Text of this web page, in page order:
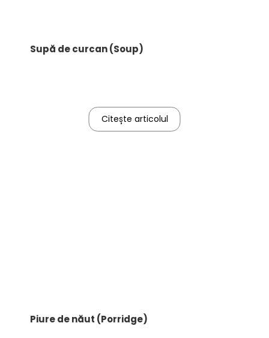
Supă de curcan (Soup)
Citește articolul
Piure de năut (Porridge)